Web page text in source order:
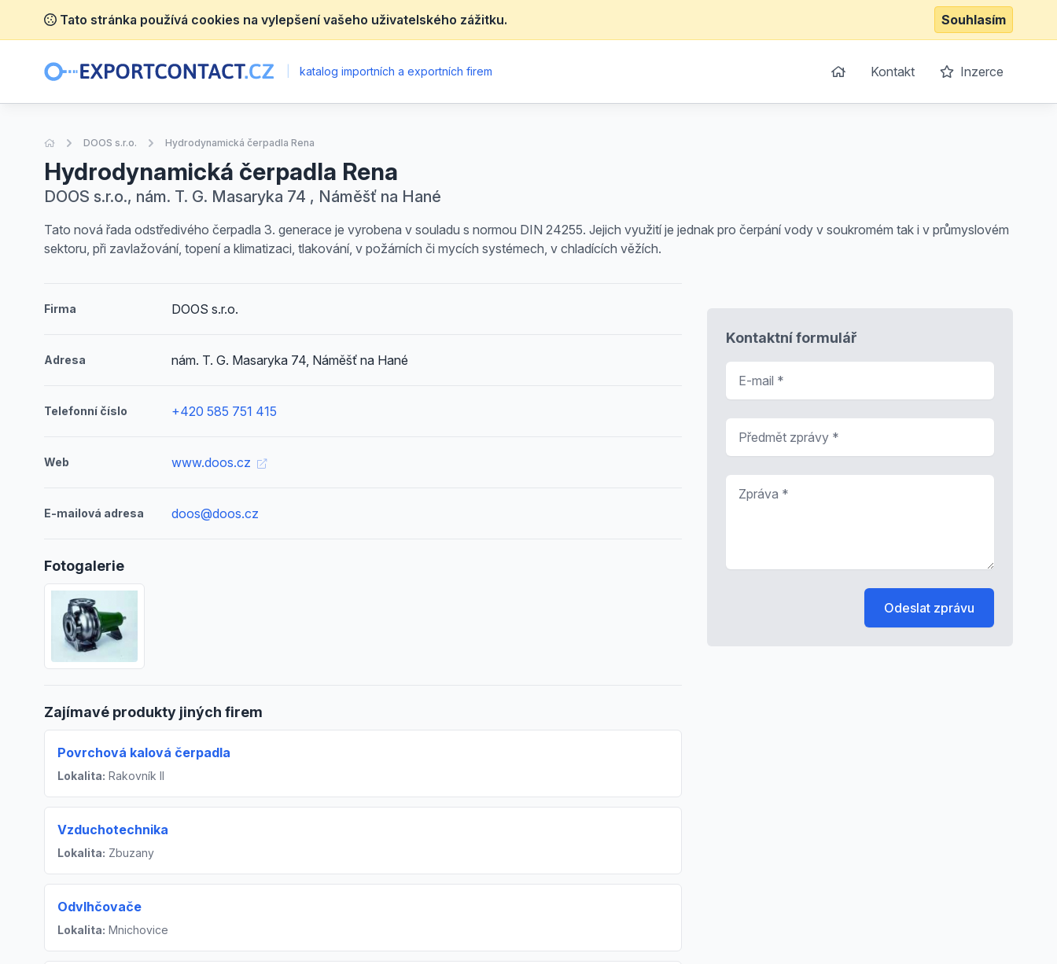
Tato stránka používá cookies na vylepšení vašeho uživatelského zážitku. Souhlasím
katalog importních a exportních firem Kontakt Inzerce
Úvodní stránka
DOOS s.r.o. Hydrodynamická čerpadla Rena
Hydrodynamická čerpadla Rena
DOOS s.r.o., nám. T. G. Masaryka 74 , Náměšť na Hané
Tato nová řada odstředivého čerpadla 3. generace je vyrobena v souladu s normou DIN 24255. Jejich využití je jednak pro čerpání vody v soukromém tak i v průmyslovém
sektoru, při zavlažování, topení a klimatizaci, tlakování, v požárních či mycích systémech, v chladících věžích.
Firma DOOS s.r.o.
Adresa nám. T. G. Masaryka 74, Náměšť na Hané
Telefonní číslo +420 585 751 415
Web www.doos.cz
E-mailová adresa doos@doos.cz
Fotogalerie
Zajímavé produkty jiných firem
Povrchová kalová čerpadla
Lokalita: Rakovník II
Vzduchotechnika
Lokalita: Zbuzany
Odvlhčovače
Lokalita: Mnichovice
Kontaktní formulář
Odeslat zprávu